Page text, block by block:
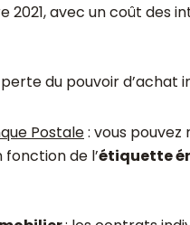
2021, avec un coût des
du pouvoir d’achat
Postale: vous pouvez
de l’étiquette